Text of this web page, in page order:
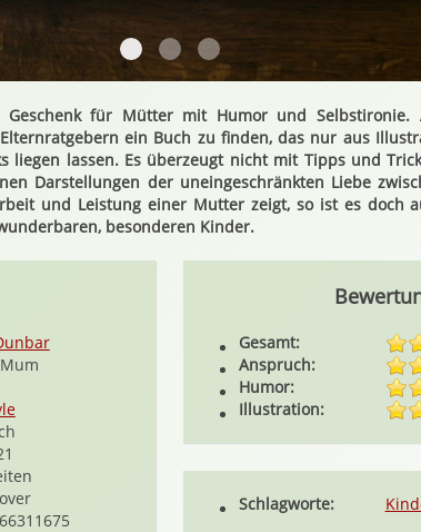
Hallomama2
Hallomama3
Hallomama4
für Mütter mit Humor und Selbstironie.
ein Buch zu finden, das nur aus
liegen lassen. Es überzeugt nicht mit Tipps und
Darstellungen der uneingeschränkten Liebe
und Leistung einer Mutter zeigt, so ist es doch
besonderen Kinder.
Gesamt:
Anspruch:
Humor:
Illustration:
Schlagworte: